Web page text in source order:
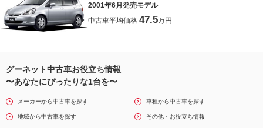
2001年6月発売モデル
中古車平均価格 47.5万円
グーネット中古車お役立ち情報
〜あなたにぴったりな1台を〜
メーカーから中古車を探す 車種から中古車を探す
地域から中古車を探す その他・お役立ち情報